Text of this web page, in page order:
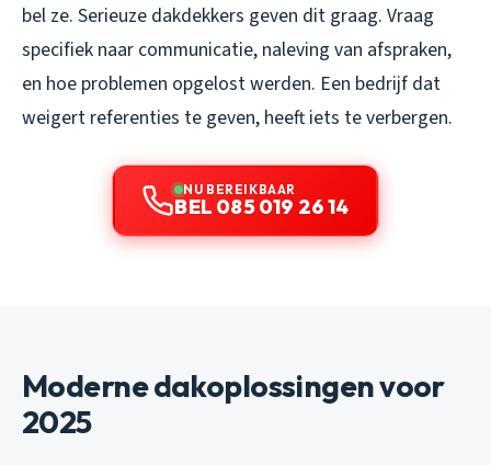
bel ze. Serieuze dakdekkers geven dit graag. Vraag
specifiek naar communicatie, naleving van afspraken,
en hoe problemen opgelost werden. Een bedrijf dat
weigert referenties te geven, heeft iets te verbergen.
NU BEREIKBAAR
BEL 085 019 26 14
Moderne dakoplossingen voor
2025